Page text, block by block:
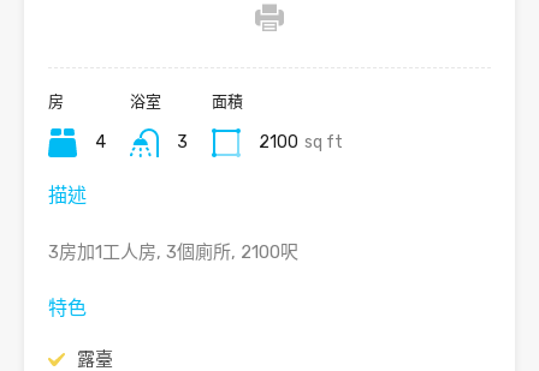
房
4
浴室
3
面積
2100 sq ft
描述
3房加1工人房, 3個廁所, 2100呎
特色
露臺